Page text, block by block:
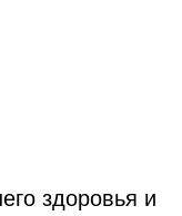
здоровья и